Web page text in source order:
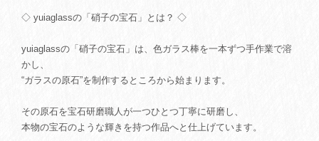
◇ yuiaglassの「硝子の宝石」とは？ ◇
yuiaglassの「硝子の宝石」は、色ガラス棒を一本ずつ手作業で溶
かし、
“ガラスの原石”を制作するところから始まります。
その原石を宝石研磨職人が一つひとつ丁寧に研磨し、
本物の宝石のような輝きを持つ作品へと仕上げています。